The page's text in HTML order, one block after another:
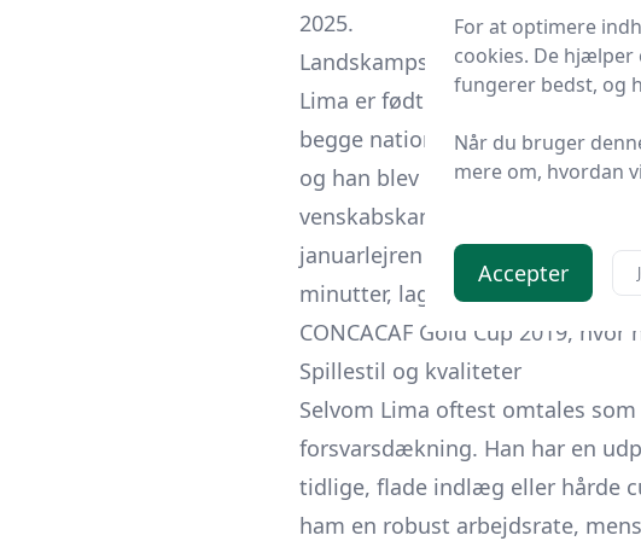
2025.
Landskampskarriere
Lima er født i USA, men har
begge nationers
og han blev første gang
venskabskamp mod Bosnien-
januarlejren – fik han sin første
minutter, lagde op til ét af
CONCACAF Gold Cup 2019,
Spillestil og kvaliteter
Selvom Lima oftest omtales
forsvarsdækning. Han har en
tidlige, flade indlæg eller hårde
ham en robust arbejdsrate,
For at optimere
cookies. De hjælper
fungerer bedst, og
Når du bruger
mere om, hvordan
Accepter